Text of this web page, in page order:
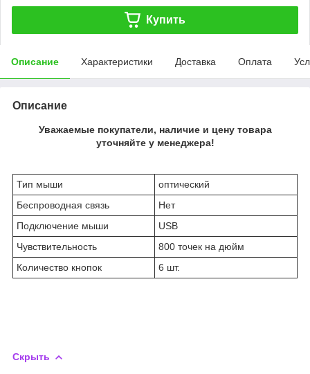
Купить
Описание Характеристики Доставка Оплата
Описание
Уважаемые покупатели, наличие и цену товара
уточняйте у менеджера!
Тип мыши
оптический
Беспроводная связь
Нет
Подключение мыши
USB
Чувствительность
800 точек на дюйм
Количество кнопок
6 шт.
Скрыть